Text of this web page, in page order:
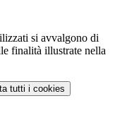
si avvalgono di
finalità illustrate nella
tutti i cookies